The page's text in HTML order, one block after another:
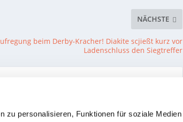
zu personalisieren, Funktionen für soziale Medien
NÄCHSTE
beim Derby-Kracher! Diakite scjießt kurz vor
Ladenschluss den Siegtreffer
Spiel ohne TuS Brotdorf bricht am